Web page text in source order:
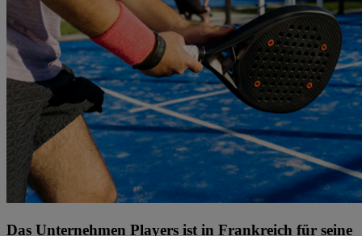
Das Unternehmen Players ist in Frankreich für seine